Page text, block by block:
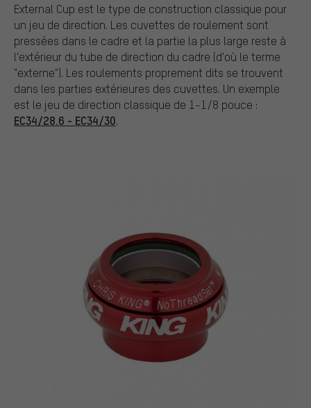
External Cup est le type de construction classique pour
un jeu de direction. Les cuvettes de roulement sont
pressées dans le cadre et la partie la plus large reste à
l'extérieur du tube de direction du cadre (d'où le terme
"externe"). Les roulements proprement dits se trouvent
dans les parties extérieures des cuvettes. Un exemple
est le jeu de direction classique de 1-1/8 pouce :
EC34/28.6 - EC34/30.